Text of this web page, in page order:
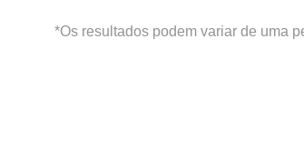
*Os resultados podem variar de uma